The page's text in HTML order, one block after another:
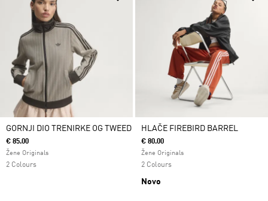
GORNJI DIO TRENIRKE OG TWEED
€ 85.00
Žene Originals
2 Colours
HLAČE FIREBIRD BARREL
€ 80.00
Žene Originals
2 Colours
Novo